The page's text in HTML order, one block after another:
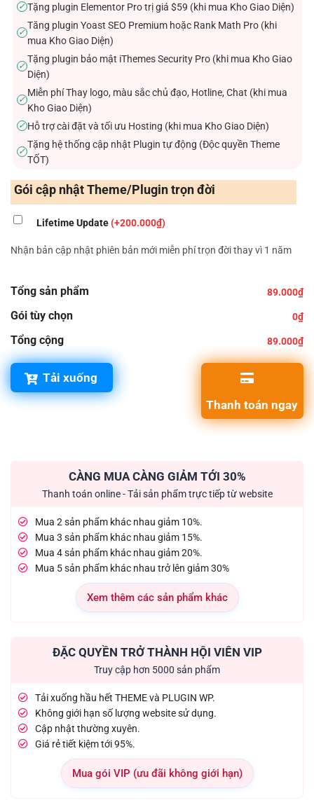
✓Tặng plugin Elementor Pro trị giá $59 (khi mua Kho Giao Diện)
✓
Tăng plugin Yoast SEO Premium hoặc Rank Math Pro (khi
mua Kho Giao Diện)
✓
Tặng plugin bảo mật iThemes Security Pro (khi mua Kho Giao
Diện)
✓
Miễn phí Thay logo, màu sắc chủ đạo, Hotline, Chat (khi mua
Kho Giao Diện)
✓Hỗ trợ cài đặt và tối ưu Hosting (khi mua Kho Giao Diện)
✓
Tặng hệ thống cập nhật Plugin tự động (Độc quyền Theme
TỐT)
Gói cập nhật Theme/Plugin trọn đời
Lifetime Update(+200.000₫)
Nhận bản cập nhật phiên bản mới miễn phí trọn đời thay vì 1 năm
Tổng sản phẩm 89.000₫
Gói tùy chọn 0₫
Tổng cộng 89.000₫
Tải xuống
Thanh toán ngay
CÀNG MUA CÀNG GIẢM TỚI 30%
Thanh toán online - Tải sản phẩm trực tiếp từ website
Mua 2 sản phẩm khác nhau giảm 10%.
Mua 3 sản phẩm khác nhau giảm 15%.
Mua 4 sản phẩm khác nhau giảm 20%.
Mua 5 sản phẩm khác nhau trở lên giảm 30%
Xem thêm các sản phẩm khác
ĐẶC QUYỀN TRỞ THÀNH HỘI VIÊN VIP
Truy cập hơn 5000 sản phẩm
Tải xuống hầu hết THEME và PLUGIN WP.
Không giới hạn số lượng website sử dụng.
Cập nhật thường xuyên.
Giá rẻ tiết kiệm tới 95%.
Mua gói VIP (ưu đãi không giới hạn)